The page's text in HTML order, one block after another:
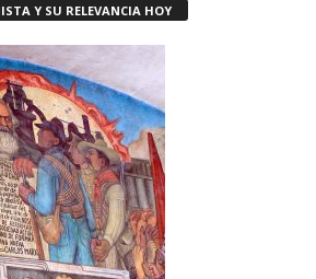
Y SU RELEVANCIA HOY